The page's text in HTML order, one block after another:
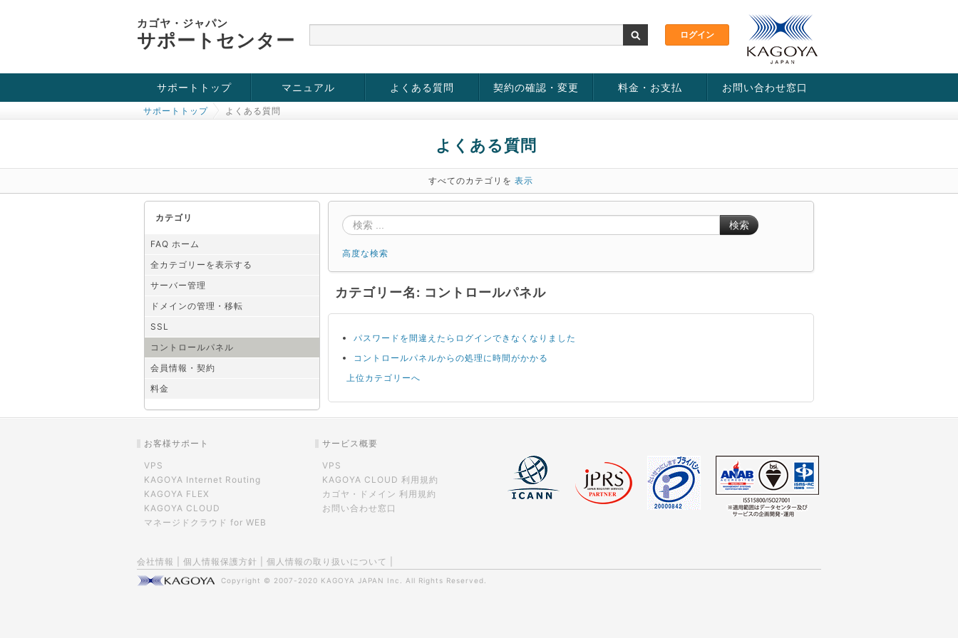
カゴヤ・ジャパン
サポートセンター
サポートトップ
お役立ち情報
チュートリアル
障害・メンテナンス情報
マニュアル よくある質問 契約の確認・変更 料金・お支払 お問い合わせ窓口
サポートトップ よくある質問
よくある質問
すべてのカテゴリを 表示
カテゴリ
FAQ ホーム
全カテゴリーを表示する
サーバー管理
ドメインの管理・移転
SSL
コントロールパネル
会員情報・契約
料金
検索
高度な検索
カテゴリー名: コントロールパネル
パスワードを間違えたらログインできなくなりました
コントロールパネルからの処理に時間がかかる
上位カテゴリーへ
お客様サポート
VPS
KAGOYA Internet Routing
KAGOYA FLEX
KAGOYA CLOUD
マネージドクラウド for WEB
サービス概要
VPS
KAGOYA CLOUD 利用規約
カゴヤ・ドメイン 利用規約
お問い合わせ窓口
会社情報 個人情報保護方針 個人情報の取り扱いについて
Copyright © 2007-2020 KAGOYA JAPAN Inc. All Rights Reserved.